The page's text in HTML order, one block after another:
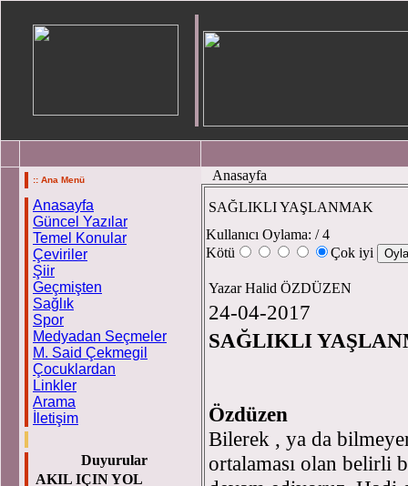
:: Ana Menü
Anasayfa
Güncel Yazılar
Temel Konular
Çeviriler
Şiir
Geçmişten
Sağlık
Spor
Medyadan Seçmeler
M. Said Çekmegil
Çocuklardan
Linkler
Arama
İletişim
Duyurular
AKIL IÇIN YOL
Anasayfa
SAĞLIKLI YAŞLANMAK
Kullanıcı Oylama: / 4
Kötü
Çok iyi
Yazar Halid ÖZDÜZEN
24-04-2017
SAĞLIKLI
Özdüzen
Bilerek , ya da
ortalaması olan belirli